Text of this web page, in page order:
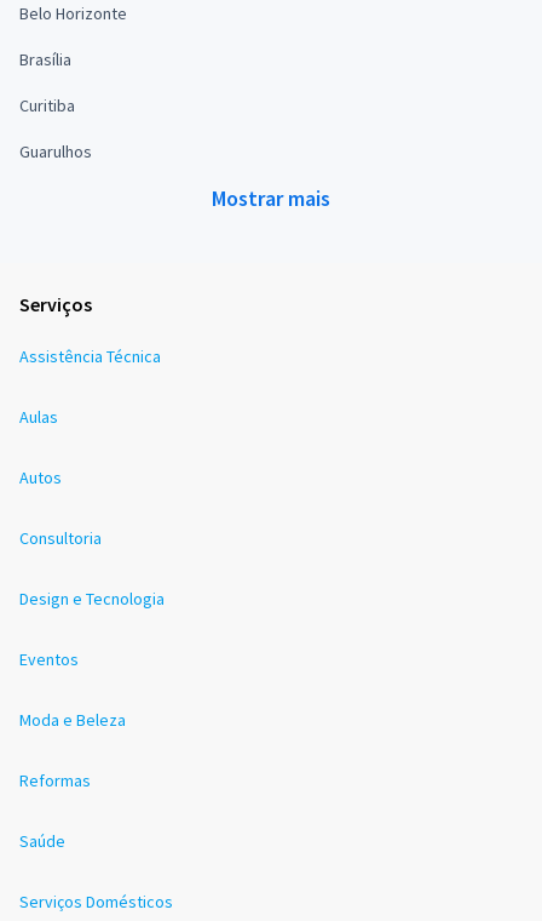
Belo Horizonte
Brasília
Curitiba
Guarulhos
Mostrar mais
Serviços
Assistência Técnica
Aulas
Autos
Consultoria
Design e Tecnologia
Eventos
Moda e Beleza
Reformas
Saúde
Serviços Domésticos